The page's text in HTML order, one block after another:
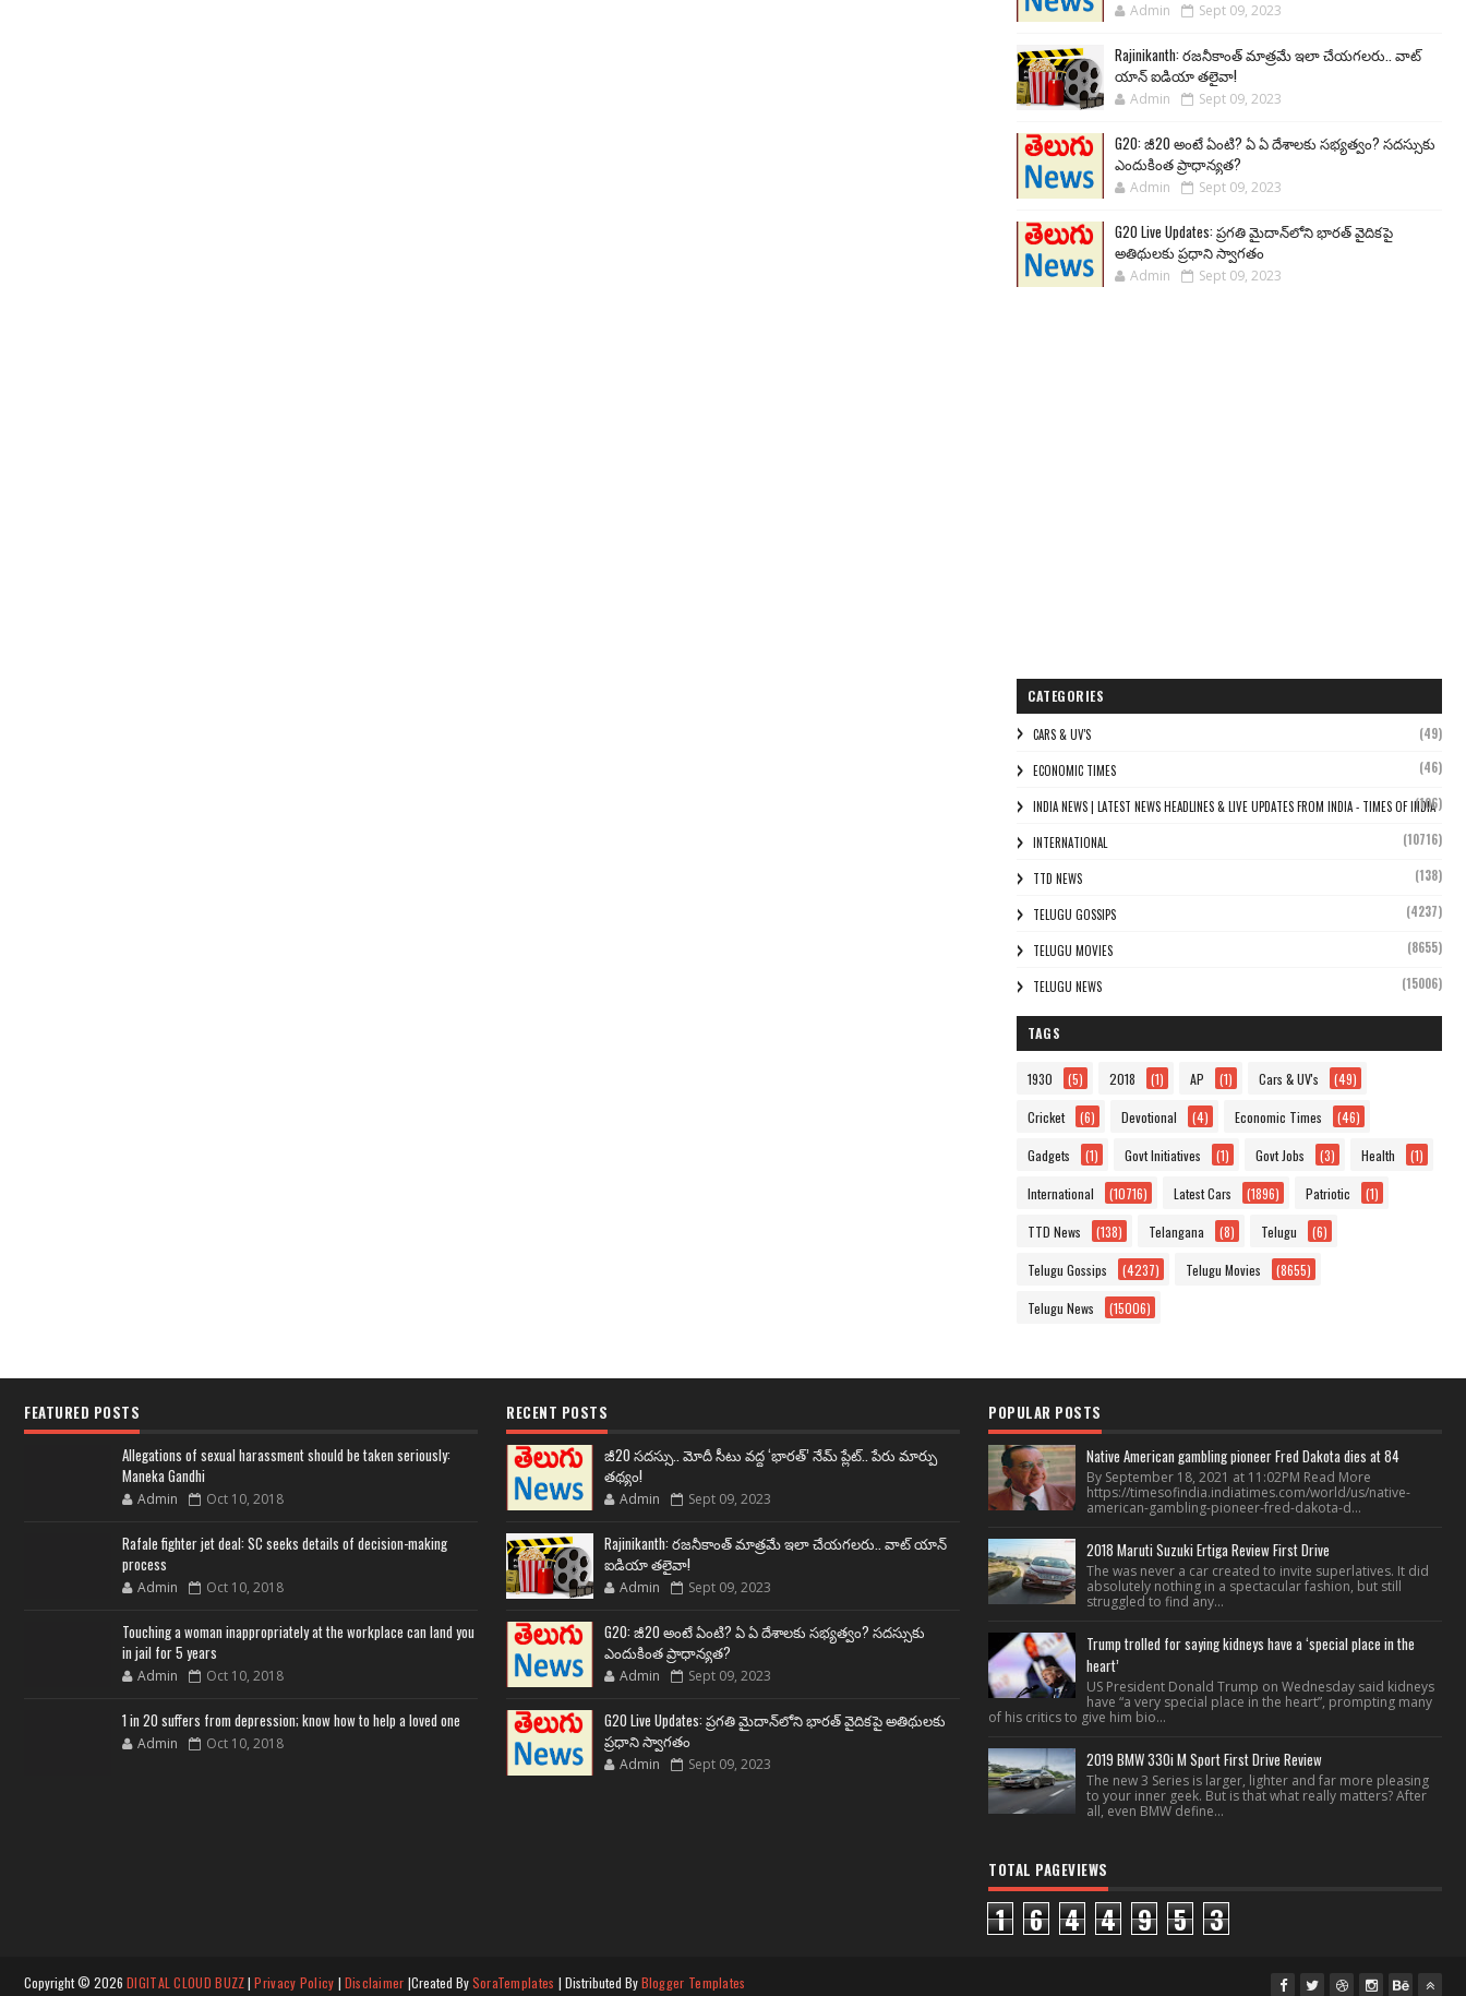
Admin Sept 09, 2023
Rajinikanth: రజనీకాంత్ మాత్రమే ఇలా చేయగలరు.. వాట్
యాన్ ఐడియా తలైవా!
Admin Sept 09, 2023
G20: జీ20 అంటే ఏంటి? ఏ ఏ దేశాలకు సభ్యత్వం? సదస్సుకు
ఎందుకింత ప్రాధాన్యత?
Admin Sept 09, 2023
G20 Live Updates: ప్రగతి మైదాన్‌లోని భారత్ వైదికపై
అతిథులకు ప్రధాని స్వాగతం
Admin Sept 09, 2023
CATEGORIES
CARS & UV'S (49)
ECONOMIC TIMES (46)
INDIA NEWS | LATEST NEWS HEADLINES & LIVE UPDATES FROM INDIA - TIMES OF INDIA
(106)
INTERNATIONAL (10716)
TTD NEWS (138)
TELUGU GOSSIPS (4237)
TELUGU MOVIES (8655)
TELUGU NEWS (15006)
TAGS
1930 (5) 2018 (1) AP (1) Cars & UV's (49)
Cricket (6) Devotional (4) Economic Times (46)
Gadgets (1) Govt Initiatives (1) Govt Jobs (3) Health (1)
International (10716) Latest Cars (1896) Patriotic (1)
TTD News (138) Telangana (8) Telugu (6)
Telugu Gossips (4237) Telugu Movies (8655)
Telugu News (15006)
FEATURED POSTS
Allegations of sexual harassment should be taken seriously:
Maneka Gandhi
Admin Oct 10, 2018
Rafale fighter jet deal: SC seeks details of decision-making
process
Admin Oct 10, 2018
Touching a woman inappropriately at the workplace can land you
in jail for 5 years
Admin Oct 10, 2018
1 in 20 suffers from depression; know how to help a loved one
Admin Oct 10, 2018
RECENT POSTS
జీ20 సదస్సు.. మోదీ సీటు వద్ద ‘భారత్’ నేమ్ ప్లేట్‌.. పేరు మార్పు
తథ్యం!
Admin Sept 09, 2023
Rajinikanth: రజనీకాంత్ మాత్రమే ఇలా చేయగలరు.. వాట్ యాన్
ఐడియా తలైవా!
Admin Sept 09, 2023
G20: జీ20 అంటే ఏంటి? ఏ ఏ దేశాలకు సభ్యత్వం? సదస్సుకు
ఎందుకింత ప్రాధాన్యత?
Admin Sept 09, 2023
G20 Live Updates: ప్రగతి మైదాన్‌లోని భారత్ వైదికపై అతిథులకు
ప్రధాని స్వాగతం
Admin Sept 09, 2023
POPULAR POSTS
Native American gambling pioneer Fred Dakota dies at 84
By September 18, 2021 at 11:02PM Read More
https://timesofindia.indiatimes.com/world/us/native-
american-gambling-pioneer-fred-dakota-d...
2018 Maruti Suzuki Ertiga Review First Drive
The was never a car created to invite superlatives. It did
absolutely nothing in a spectacular fashion, but still
struggled to find any...
Trump trolled for saying kidneys have a ‘special place in the
heart’
US President Donald Trump on Wednesday said kidneys
have “a very special place in the heart”, prompting many
of his critics to give him bio...
2019 BMW 330i M Sport First Drive Review
The new 3 Series is larger, lighter and far more pleasing
to your inner geek. But is that what really matters? After
all, even BMW define...
TOTAL PAGEVIEWS
1 6 4 4 9 5 3
Copyright © 2026 DIGITAL CLOUD BUZZ|Privacy Policy | Disclaimer |Created BySoraTemplates | Distributed ByBlogger Templates